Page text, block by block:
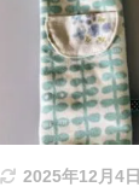
2025年12月4日